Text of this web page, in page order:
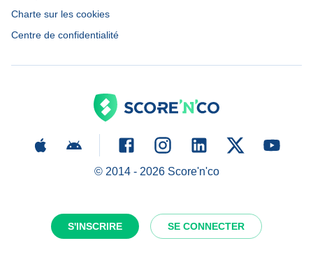
S'INSCRIRE SE CONNECTER
Charte sur les cookies
Centre de confidentialité
© 2014 - 2026Score'n'co